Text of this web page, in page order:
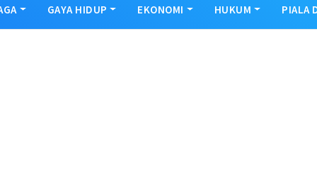
GAYA HIDUP EKONOMI HUKUM PIALA